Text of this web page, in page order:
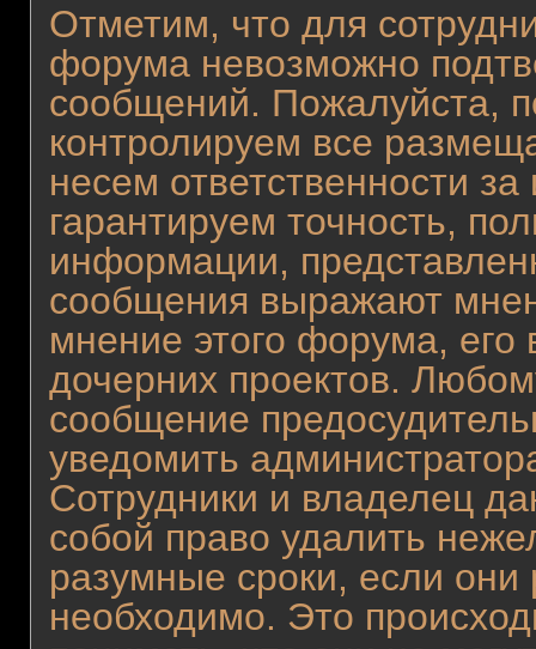
Отметим, что для
форума невозможно
сообщений. Пожалуйста,
контролируем все
несем ответственности
гарантируем точность,
информации,
сообщения выражают
мнение этого форума, его
дочерних проектов.
сообщение
уведомить
Сотрудники и владелец
собой право удалить
разумные сроки, если они
необходимо. Это